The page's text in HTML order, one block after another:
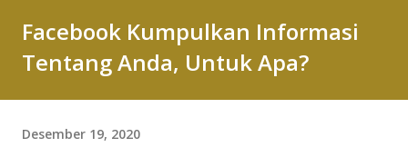
Facebook Kumpulkan Informasi
Tentang Anda, Untuk Apa?
Desember 19, 2020